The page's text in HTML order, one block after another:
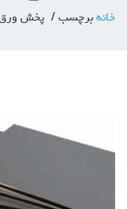
خانه برچسب پخش ورق